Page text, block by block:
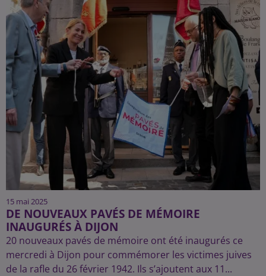
15 mai 2025
DE NOUVEAUX PAVÉS DE MÉMOIRE
INAUGURÉS À DIJON
20 nouveaux pavés de mémoire ont été inaugurés ce
mercredi à Dijon pour commémorer les victimes juives
de la rafle du 26 février 1942. Ils s’ajoutent aux 11...